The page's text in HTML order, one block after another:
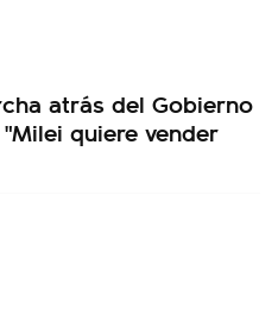
atrás del Gobierno
quiere vender